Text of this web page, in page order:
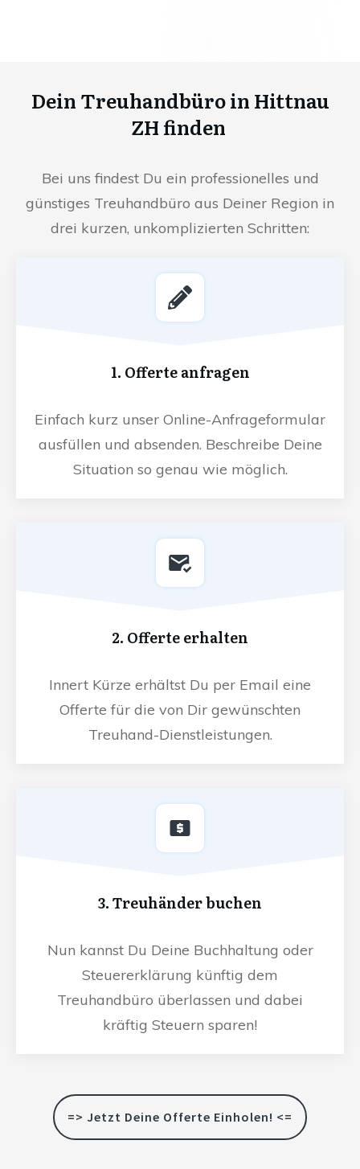
Dein Treuhandbüro in Hittnau
ZH finden
Bei uns findest Du ein professionelles und
günstiges Treuhandbüro aus Deiner Region in
drei kurzen, unkomplizierten Schritten:
1. Offerte anfragen
Einfach kurz unser Online-Anfrageformular
ausfüllen und absenden. Beschreibe Deine
Situation so genau wie möglich.
2. Offerte erhalten
Innert Kürze erhältst Du per Email eine
Offerte für die von Dir gewünschten
Treuhand-Dienstleistungen.
3. Treuhänder buchen
Nun kannst Du Deine Buchhaltung oder
Steuererklärung künftig dem
Treuhandbüro überlassen und dabei
kräftig Steuern sparen!
=> Jetzt Deine Offerte Einholen! <=